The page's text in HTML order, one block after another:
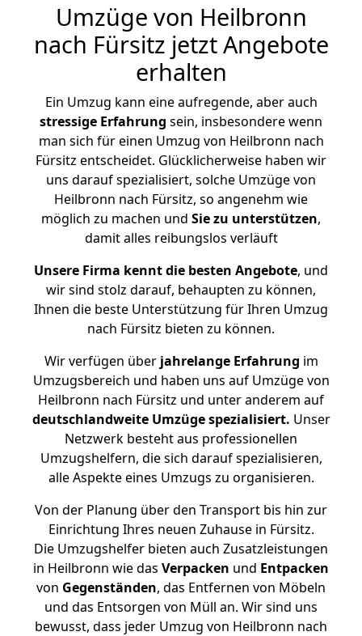
Umzüge von Heilbronn
nach Fürsitz jetzt Angebote
erhalten
Ein Umzug kann eine aufregende, aber auch
stressige Erfahrung sein, insbesondere wenn
man sich für einen Umzug von Heilbronn nach
Fürsitz entscheidet. Glücklicherweise haben wir
uns darauf spezialisiert, solche Umzüge von
Heilbronn nach Fürsitz, so angenehm wie
möglich zu machen und Sie zu unterstützen,
damit alles reibungslos verläuft
Unsere Firma kennt die besten Angebote, und
wir sind stolz darauf, behaupten zu können,
Ihnen die beste Unterstützung für Ihren Umzug
nach Fürsitz bieten zu können.
Wir verfügen überjahrelange Erfahrung im
Umzugsbereich und haben uns auf Umzüge von
Heilbronn nach Fürsitz und unter anderem auf
deutschlandweite Umzüge spezialisiert. Unser
Netzwerk besteht aus professionellen
Umzugshelfern, die sich darauf spezialisieren,
alle Aspekte eines Umzugs zu organisieren.
Von der Planung über den Transport bis hin zur
Einrichtung Ihres neuen Zuhause in Fürsitz.
Die Umzugshelfer bieten auch Zusatzleistungen
in Heilbronn wie das Verpacken und Entpacken
von Gegenständen, das Entfernen von Möbeln
und das Entsorgen von Müll an. Wir sind uns
bewusst, dass jeder Umzug von Heilbronn nach